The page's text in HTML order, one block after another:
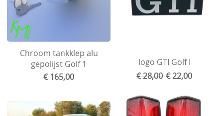
Mercedes
Opel
Fiat
Volvo
Wartburg
Chroom tankklep alu
gepolijst Golf 1
€ 165,00
logo GTI Golf I
€ 28,00 € 22,00